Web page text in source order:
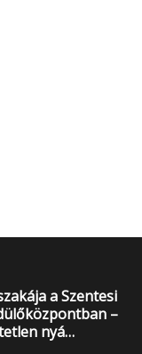
a Szentesi
–
nyá…